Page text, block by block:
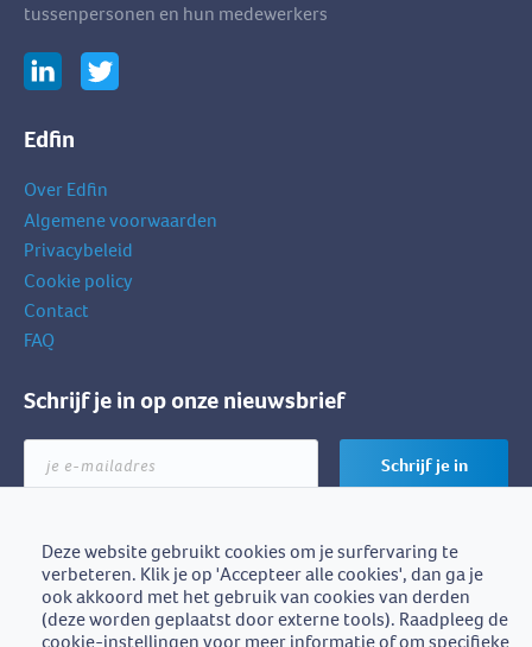
tussenpersonen en hun medewerkers
Edfin
Over Edfin
Algemene voorwaarden
Privacybeleid
Cookie policy
Contact
FAQ
Schrijf je in op onze nieuwsbrief
mailadres
Schrijf je in
Edfin is een initiatief van
BZB-Fedafin
Deze website gebruikt cookies om je surfervaring te
verbeteren. Klik je op 'Accepteer alle cookies', dan ga je
ook akkoord met het gebruik van cookies van derden
(deze worden geplaatst door externe tools). Raadpleeg de
cookie-instellingen voor meer informatie of om specifieke